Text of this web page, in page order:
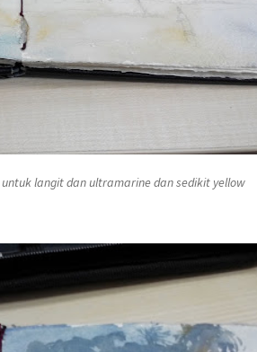
untuk langit danultramarinedan sedikit yellow